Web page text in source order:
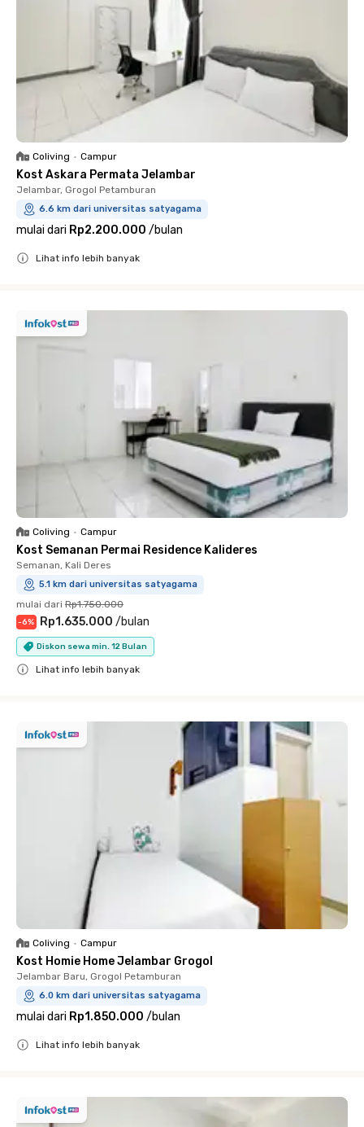
Coliving • Campur
Kost Askara Permata Jelambar
Jelambar, Grogol Petamburan
6.6 km dari universitas satyagama
mulai dari Rp2.200.000 /bulan
Lihat info lebih banyak
Coliving • Campur
Kost Semanan Permai Residence Kalideres
Semanan, Kali Deres
5.1 km dari universitas satyagama
mulai dari Rp1.750.000
-6% Rp1.635.000 /bulan
Diskon sewa min. 12 Bulan
Lihat info lebih banyak
Coliving • Campur
Kost Homie Home Jelambar Grogol
Jelambar Baru, Grogol Petamburan
6.0 km dari universitas satyagama
mulai dari Rp1.850.000 /bulan
Lihat info lebih banyak